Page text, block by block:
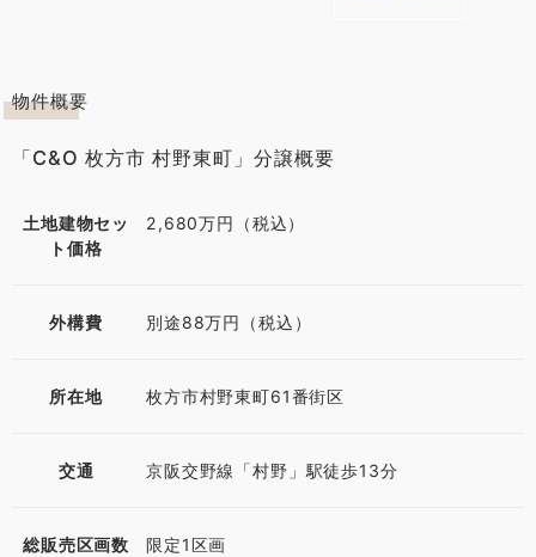
物件概要
「C&O 枚方市 村野東町」分譲概要
土地建物セッ
ト価格
2,680万円（税込）
外構費 別途88万円（税込）
所在地 枚方市村野東町61番街区
交通 京阪交野線「村野」駅徒歩13分
総販売区画数 限定1区画